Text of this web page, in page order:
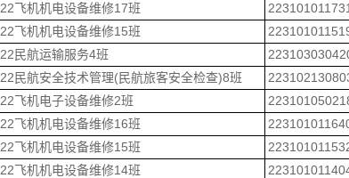
22飞机机电设备维修17班
223101011731
22飞机机电设备维修15班
22民航运输服务4班
22民航安全技术管理(民航旅客安全检查)8班
22飞机电子设备维修2班
22飞机机电设备维修16班
22飞机机电设备维修15班
22飞机机电设备维修14班